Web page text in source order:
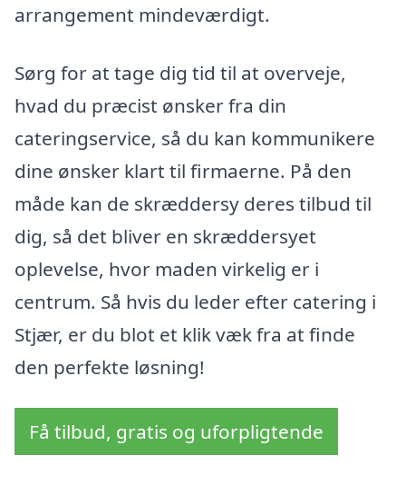
arrangement mindeværdigt.
Sørg for at tage dig tid til at overveje,
hvad du præcist ønsker fra din
cateringservice, så du kan kommunikere
dine ønsker klart til firmaerne. På den
måde kan de skræddersy deres tilbud til
dig, så det bliver en skræddersyet
oplevelse, hvor maden virkelig er i
centrum. Så hvis du leder efter catering i
Stjær, er du blot et klik væk fra at finde
den perfekte løsning!
Få tilbud, gratis og uforpligtende